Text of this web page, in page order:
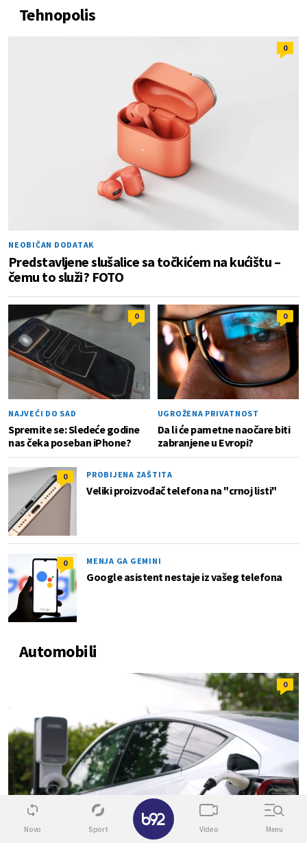
Tehnopolis
0
NEOBIČAN DODATAK
Predstavljene slušalice sa točkićem na kućištu –
čemu to služi? FOTO
0
NAJVEĆI DO SAD
Spremite se: Sledeće godine
nas čeka poseban iPhone?
0
UGROŽENA PRIVATNOST
Da li će pametne naočare biti
zabranjene u Evropi?
0 PROBIJENA ZAŠTITA
Veliki proizvođač telefona na "crnoj listi"
0 MENJA GA GEMINI
Google asistent nestaje iz vašeg telefona
Automobili
0
Novo Sport Video Menu